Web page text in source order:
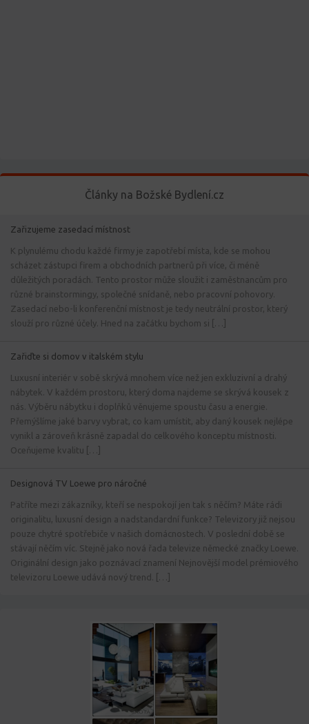
Články na Božské Bydlení.cz
Zařizujeme zasedací místnost
K plynulému chodu každé firmy je zapotřebí místa, kde se mohou
scházet zástupci firem a obchodních partnerů při více, či méně
důležitých poradách. Tento prostor může sloužit i zaměstnancům pro
různé brainstormingy, společné snídaně, nebo pracovní pohovory.
Zasedací nebo-li konferenční místnost je tedy neutrální prostor, který
slouží pro různé účely. Hned na začátku bychom si […]
Zařiďte si domov v italském stylu
Luxusní interiér v sobě skrývá mnohem více než jen exkluzivní a drahý
nábytek. V každém prostoru, který doma najdeme se skrývá kousek z
nás. Výběru nábytku i doplňků věnujeme spoustu času a energie.
Přemýšlíme jaké barvy vybrat, co kam umístit, aby daný kousek nejlépe
vynikl a zároveň krásně zapadal do celkového konceptu místnosti.
Oceňujeme kvalitu […]
Designová TV Loewe pro náročné
Patříte mezi zákazníky, kteří se nespokojí jen tak s něčím? Máte rádi
originalitu, luxusní design a nadstandardní funkce? Televizory již nejsou
pouze chytré spotřebiče v našich domácnostech. V poslední době se
stávají něčím víc. Stejně jako nová řada televize německé značky Loewe.
Originální design jako poznávací znamení Nejnovější model prémiového
televizoru Loewe udává nový trend. […]